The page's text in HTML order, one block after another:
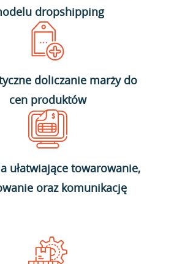
dropshipping
doliczanie marży do
cen produktów
ułatwiające towarowanie,
oraz komunikację